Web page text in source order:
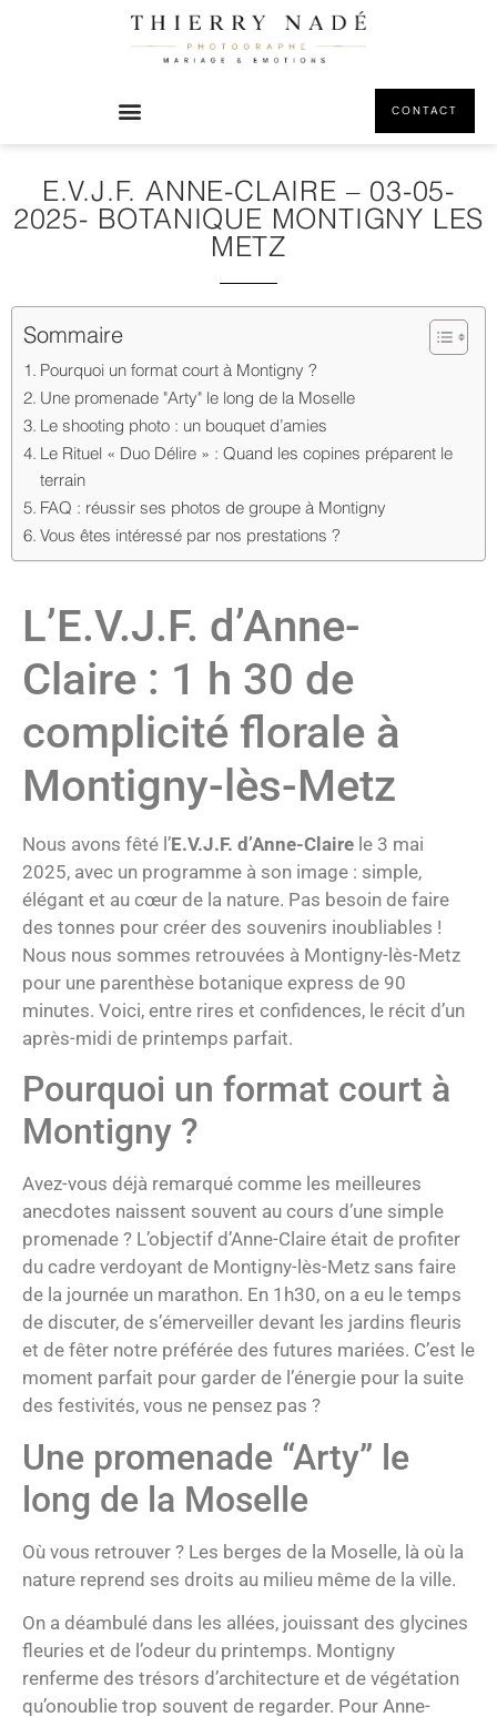
CONTACT
E.V.J.F. ANNE-CLAIRE – 03-05-
2025- BOTANIQUE MONTIGNY LES
METZ
Sommaire
Pourquoi un format court à Montigny ?
Une promenade "Arty" le long de la Moselle
Le shooting photo : un bouquet d’amies
Le Rituel « Duo Délire » : Quand les copines préparent le
terrain
FAQ : réussir ses photos de groupe à Montigny
Vous êtes intéressé par nos prestations ?
L’E.V.J.F. d’Anne-
Claire : 1 h 30 de
complicité florale à
Montigny-lès-Metz
Nous avons fêté l’E.V.J.F. d’Anne-Claire le 3 mai
2025, avec un programme à son image : simple,
élégant et au cœur de la nature. Pas besoin de faire
des tonnes pour créer des souvenirs inoubliables !
Nous nous sommes retrouvées à Montigny-lès-Metz
pour une parenthèse botanique express de 90
minutes. Voici, entre rires et confidences, le récit d’un
après-midi de printemps parfait.
Pourquoi un format court à
Montigny ?
Avez-vous déjà remarqué comme les meilleures
anecdotes naissent souvent au cours d’une simple
promenade ? L’objectif d’Anne-Claire était de profiter
du cadre verdoyant de Montigny-lès-Metz sans faire
de la journée un marathon. En 1h30, on a eu le temps
de discuter, de s’émerveiller devant les jardins fleuris
et de fêter notre préférée des futures mariées. C’est le
moment parfait pour garder de l’énergie pour la suite
des festivités, vous ne pensez pas ?
Une promenade “Arty” le
long de la Moselle
Où vous retrouver ? Les berges de la Moselle, là où la
nature reprend ses droits au milieu même de la ville.
On a déambulé dans les allées, jouissant des glycines
fleuries et de l’odeur du printemps. Montigny
renferme des trésors d’architecture et de végétation
qu’onoublie trop souvent de regarder. Pour Anne-